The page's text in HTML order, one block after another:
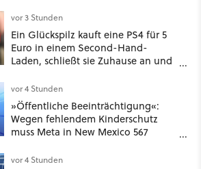
vor 3 Stunden
Ein Glückspilz kauft eine PS4 für 5
Euro in einem Second-Hand-
Laden, schließt sie Zuhause an und
funktionierende PlayStation [Best of
GameStar]
vor 4 Stunden
»Öffentliche Beeinträchtigung«:
Wegen fehlendem Kinderschutz
muss Meta in New Mexico 567
vor 4 Stunden